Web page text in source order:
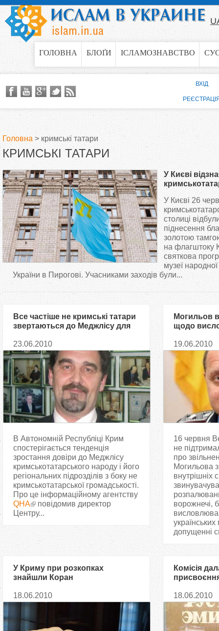
Jump to navigation
ГОЛОВНА БЛОҐИ ІСЛАМОЗНАВСТВО
В
и
є
т
у
Головна > кримські татари
КРИМСЬКІ ТАТАРИ
У Києві
піднесли
свято в
У Києві 26
столиці
піднесення
золотою
на флагштоку
святкова
музеї
України в Пирогові. Учасниками заходів були...
Все частіше не кримські татари
звертаються до Меджлісу для
проблем, - експерт
23.06.2010
В Автономній Республіці Крим
спостерігається тенденція
зростання довіри до Меджлісу
кримськотатарського народу і його
регіональних підрозділів з боку не
кримськотатарської громадськості.
Про це інформаційному агентству
QHA
повідомив директор
Центру...
Могильов
щодо
19.06.2010
16 червня
не
про
Могильова з
внутрішніх
ворожнечі,
українських
допущенні
У Криму при розкопках
знайшли Коран
18.06.2010
Комісія
звання
18.06.2010
ВХІД